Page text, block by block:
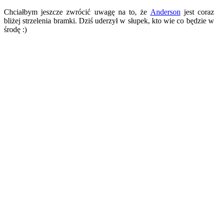
Chciałbym jeszcze zwrócić uwagę na to, że Anderson jest coraz
bliżej strzelenia bramki. Dziś uderzył w słupek, kto wie co będzie w
środę :)